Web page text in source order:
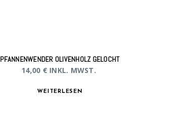
PFANNENWENDER OLIVENHOLZ GELOCHT
14,00 € INKL. MWST.
WEITERLESEN